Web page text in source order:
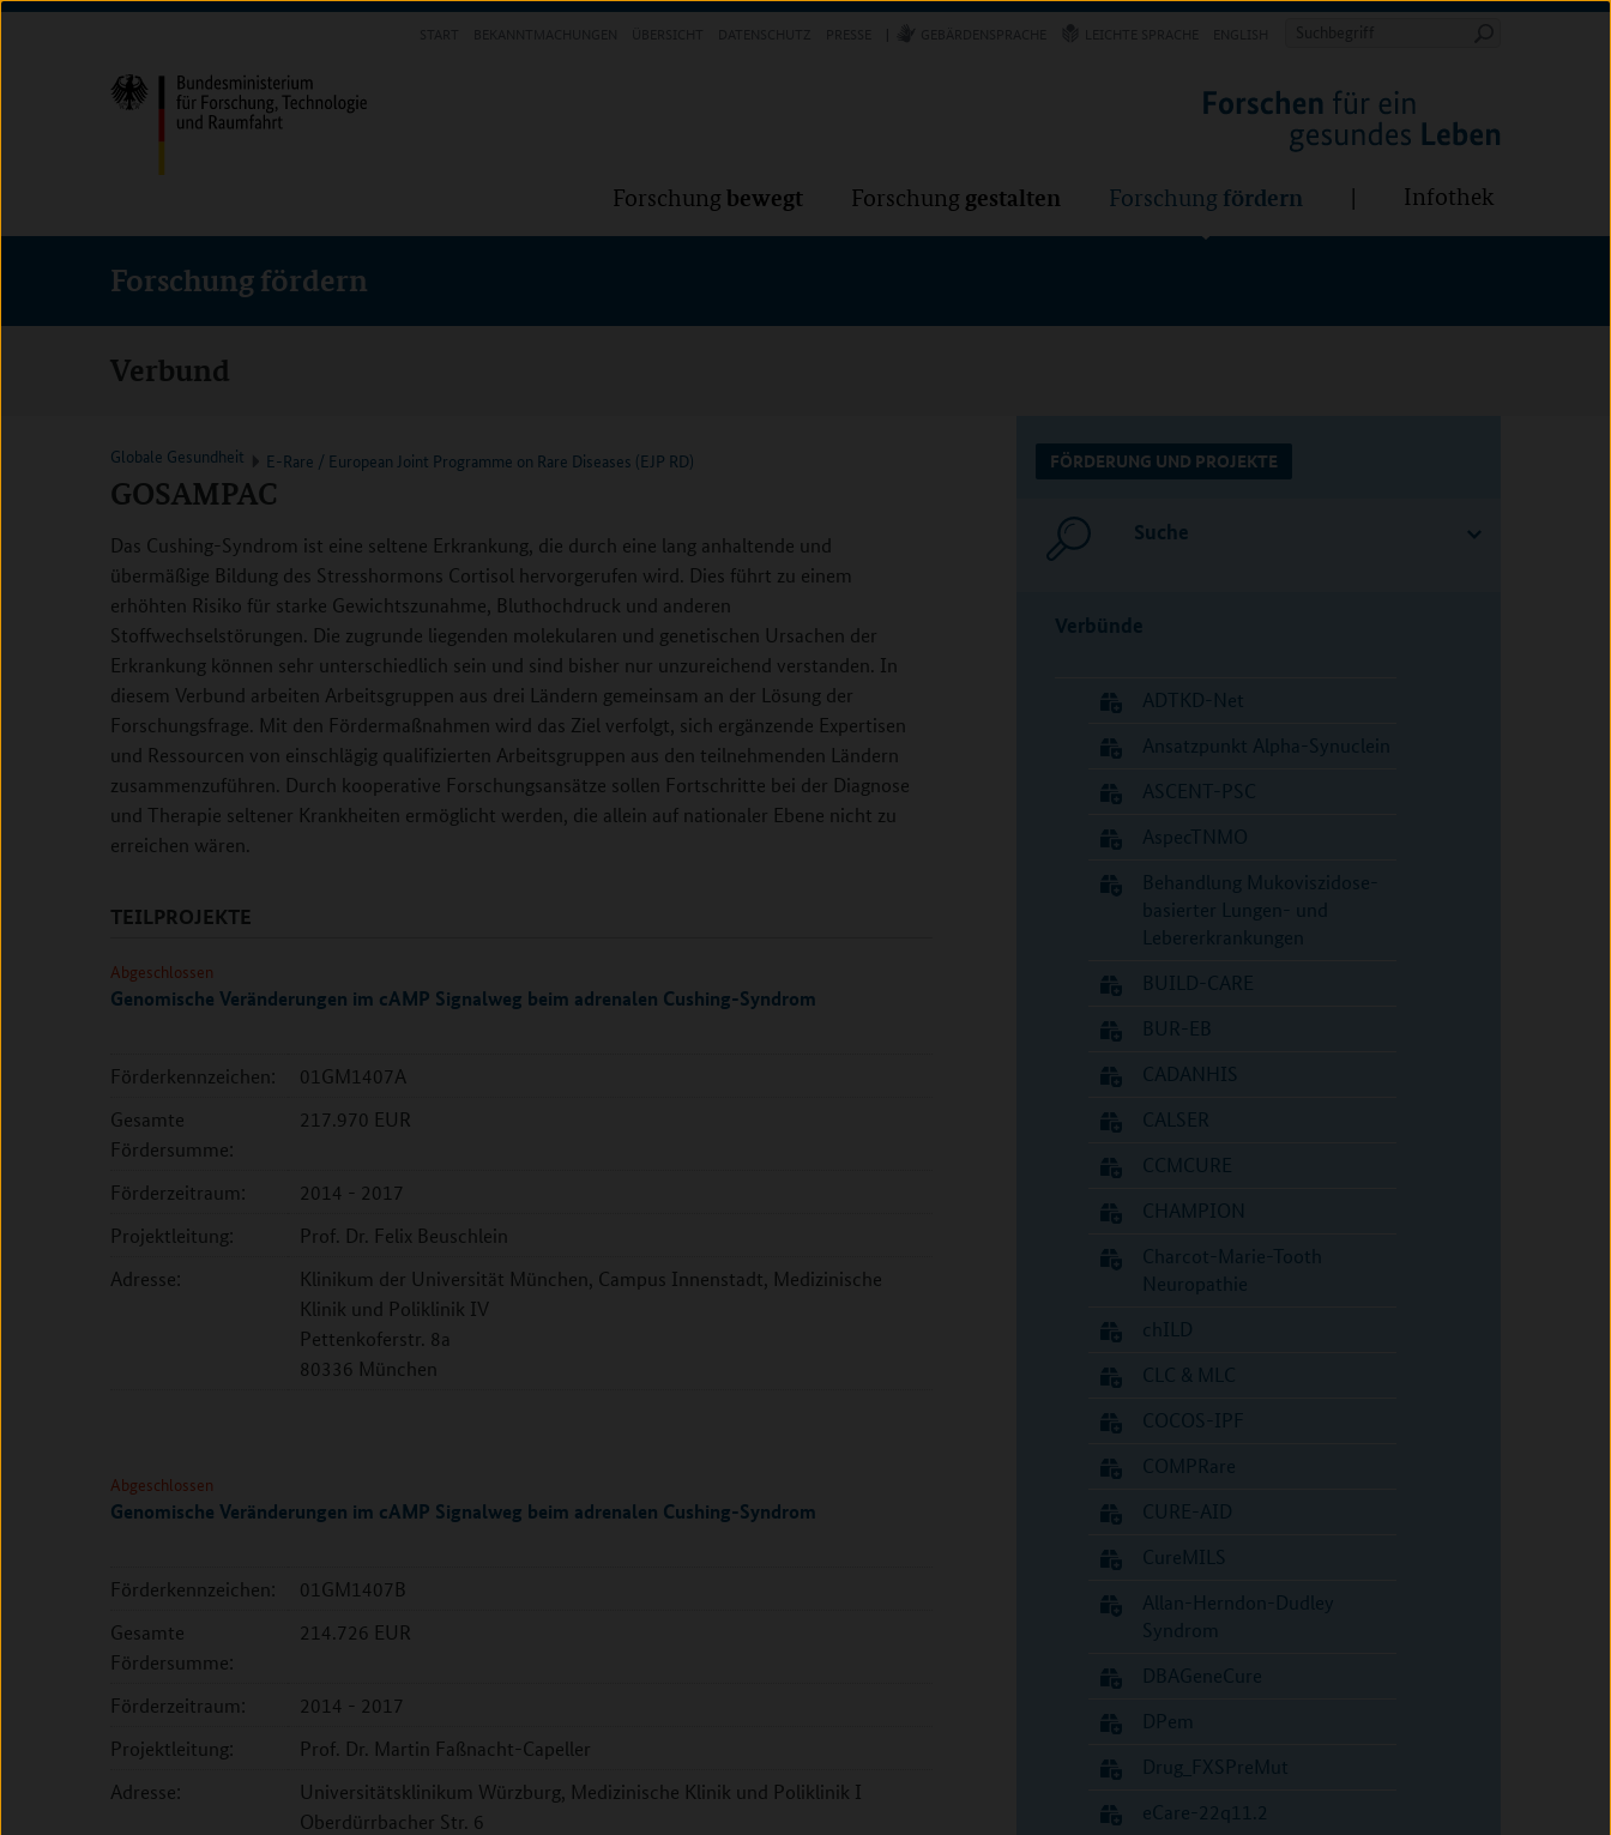
Direkt
(Eingabetaste)
Direkt
(Eingabetaste)
Direkt
(Eingabetaste)
Suchbegriff
Forschung bewegt Forschung gestalten Forschung fördern Infothek
Forschung fördern
Verbund
Globale Gesundheit E-Rare / European Joint Programme on Rare Diseases (EJP RD)
GOSAMPAC
Das Cushing-Syndrom ist eine seltene Erkrankung, die durch eine lang anhaltende und
übermäßige Bildung des Stresshormons Cortisol hervorgerufen wird. Dies führt zu einem
erhöhten Risiko für starke Gewichtszunahme, Bluthochdruck und anderen
Stoffwechselstörungen. Die zugrunde liegenden molekularen und genetischen Ursachen der
Erkrankung können sehr unterschiedlich sein und sind bisher nur unzureichend verstanden. In
diesem Verbund arbeiten Arbeitsgruppen aus drei Ländern gemeinsam an der Lösung der
Forschungsfrage. Mit den Fördermaßnahmen wird das Ziel verfolgt, sich ergänzende Expertisen
und Ressourcen von einschlägig qualifizierten Arbeitsgruppen aus den teilnehmenden Ländern
zusammenzuführen. Durch kooperative Forschungsansätze sollen Fortschritte bei der Diagnose
und Therapie seltener Krankheiten ermöglicht werden, die allein auf nationaler Ebene nicht zu
erreichen wären.
TEILPROJEKTE
Abgeschlossen
Genomische Veränderungen im cAMP Signalweg beim adrenalen Cushing-Syndrom
Förderkennzeichen:
01GM1407A
Gesamte
Fördersumme:
217.970 EUR
Förderzeitraum:
2014 - 2017
Projektleitung:
Prof. Dr. Felix Beuschlein
Adresse:
Klinikum der Universität München, Campus Innenstadt, Medizinische
Klinik und Poliklinik IV
Pettenkoferstr. 8a
80336 München
Abgeschlossen
Genomische Veränderungen im cAMP Signalweg beim adrenalen Cushing-Syndrom
Förderkennzeichen:
01GM1407B
Gesamte
Fördersumme:
214.726 EUR
Förderzeitraum:
2014 - 2017
Projektleitung:
Prof. Dr. Martin Faßnacht-Capeller
Adresse:
Universitätsklinikum Würzburg, Medizinische Klinik und Poliklinik I
Oberdürrbacher Str. 6
FÖRDERUNG UND PROJEKTE
Suche
Verbünde
ADTKD-Net
Ansatzpunkt Alpha-Synuclein
ASCENT-PSC
AspecTNMO
Behandlung Mukoviszidose-
basierter Lungen- und
Lebererkrankungen
BUILD-CARE
BUR-EB
CADANHIS
CALSER
CCMCURE
CHAMPION
Charcot-Marie-Tooth
Neuropathie
chILD
CLC & MLC
COCOS-IPF
COMPRare
CURE-AID
CureMILS
Allan-Herndon-Dudley
Syndrom
DBAGeneCure
DPem
Drug_FXSPreMut
eCare-22q11.2
Forschung Forschung Forschung fördern Infothek